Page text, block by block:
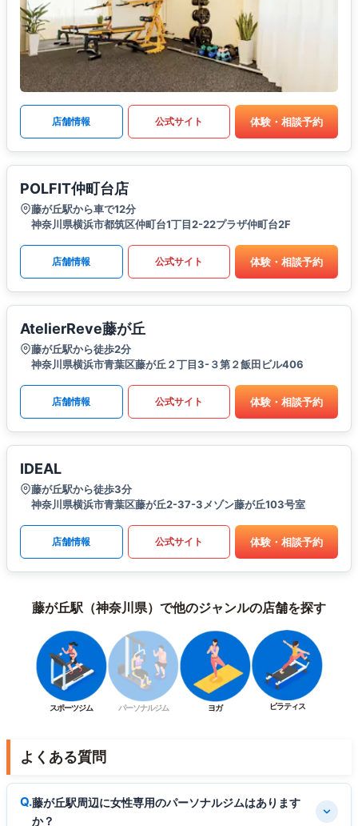
店舗情報 公式サイト 体験・相談予約
POLFIT仲町台店
藤が丘駅から車で12分
神奈川県横浜市都筑区仲町台1丁目2-22プラザ仲町台2F
店舗情報 公式サイト 体験・相談予約
AtelierReve藤が丘
藤が丘駅から徒歩2分
神奈川県横浜市青葉区藤が丘２丁目3-３第２飯田ビル406
店舗情報 公式サイト 体験・相談予約
IDEAL
藤が丘駅から徒歩3分
神奈川県横浜市青葉区藤が丘2-37-3メゾン藤が丘103号室
店舗情報 公式サイト 体験・相談予約
藤が丘駅（神奈川県）で他のジャンルの店舗を探す
スポーツジム パーソナルジム ヨガ ピラティス
よくある質問
藤が丘駅周辺に女性専用のパーソナルジムはあります
か？